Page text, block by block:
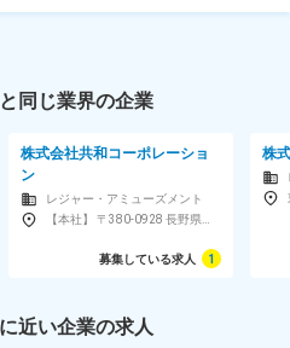
＞
ある方
める方
で募集！
九州エリア）
同じ業界の企業
株式会社共和コーポレーショ
ン
レジャー・アミューズメント
募集している求人 1
株
近い企業の求人